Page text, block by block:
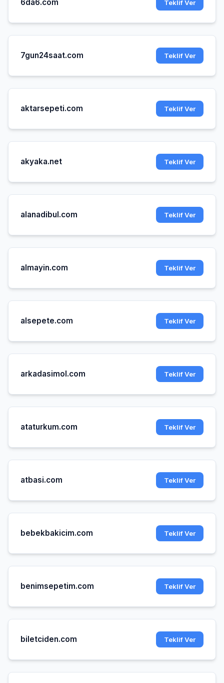
6da6.com Teklif Ver
7gun24saat.com Teklif Ver
aktarsepeti.com Teklif Ver
akyaka.net Teklif Ver
alanadibul.com Teklif Ver
almayin.com Teklif Ver
alsepete.com Teklif Ver
arkadasimol.com Teklif Ver
ataturkum.com Teklif Ver
atbasi.com Teklif Ver
bebekbakicim.com Teklif Ver
benimsepetim.com Teklif Ver
biletciden.com Teklif Ver